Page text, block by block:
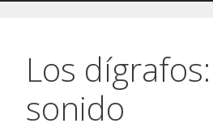
Los
sonido